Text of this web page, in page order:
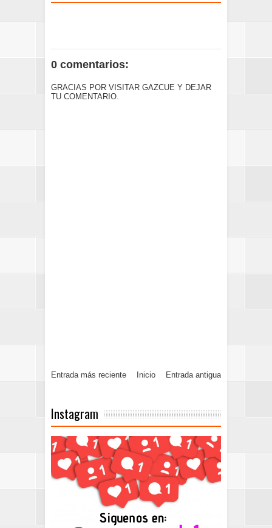
0 comentarios:
GRACIAS POR VISITAR GAZCUE Y DEJAR
TU COMENTARIO.
Entrada más reciente Entrada antigua
Inicio
Instagram